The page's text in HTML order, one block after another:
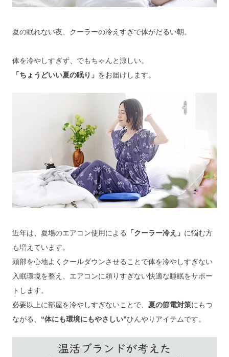
夏の眠れない夜、クーラーの冷えすぎで体がだるい朝。
体を冷やしすぎず、でもちゃんと涼しい。
「ちょうどいい夏の眠り」 をお届けします。
近年は、夏場のエアコン使用による 「クーラー冷え」 に悩む方
も増えています。
頭部を心地よくクールダウンさせることで体を冷やしすぎない
入眠環境を整え、エアコンに頼りすぎない快適な睡眠をサポー
トします。
必要以上に部屋を冷やしすぎないことで、 夏の節電対策にもつ
ながる、 “体にも環境にもやさしい”ひんやりアイテムです。